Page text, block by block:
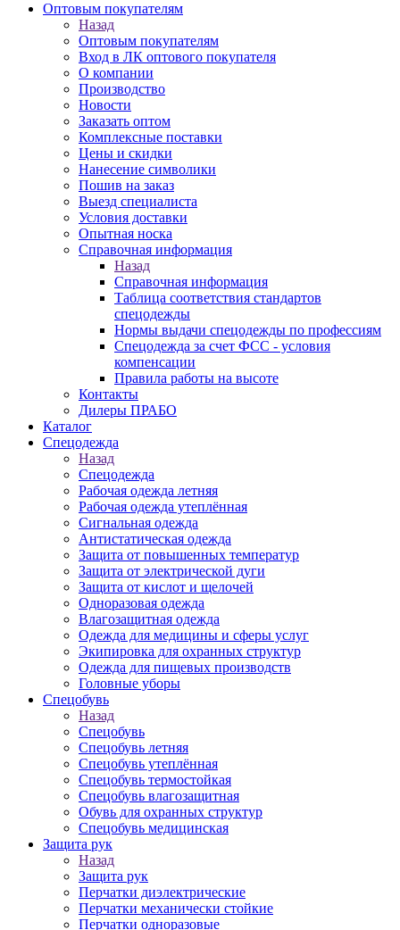
Оптовым покупателям
Назад
Оптовым покупателям
Вход в ЛК оптового покупателя
О компании
Производство
Новости
Заказать оптом
Комплексные поставки
Цены и скидки
Нанесение символики
Пошив на заказ
Выезд специалиста
Условия доставки
Опытная носка
Справочная информация
Назад
Справочная информация
Таблица соответствия стандартов
спецодежды
Нормы выдачи спецодежды по профессиям
Спецодежда за счет ФСС - условия
компенсации
Правила работы на высоте
Контакты
Дилеры ПРАБО
Каталог
Спецодежда
Назад
Спецодежда
Рабочая одежда летняя
Рабочая одежда утеплённая
Сигнальная одежда
Антистатическая одежда
Защита от повышенных температур
Защита от электрической дуги
Защита от кислот и щелочей
Одноразовая одежда
Влагозащитная одежда
Одежда для медицины и сферы услуг
Экипировка для охранных структур
Одежда для пищевых производств
Головные уборы
Спецобувь
Назад
Спецобувь
Спецобувь летняя
Спецобувь утеплённая
Спецобувь термостойкая
Спецобувь влагозащитная
Обувь для охранных структур
Спецобувь медицинская
Защита рук
Назад
Защита рук
Перчатки диэлектрические
Перчатки механически стойкие
Перчатки одноразовые